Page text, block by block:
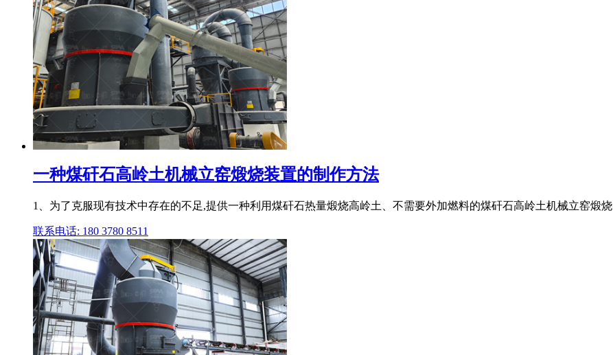
一种煤矸石高岭土机械立窑煅烧装置的制作方法
1、为了克服现有技术中存在的不足,提供一种利用煤矸石热量煅烧高岭土、不需要外加燃料的煤矸石高岭土机械立窑煅
联系电话: 180 3780 8511